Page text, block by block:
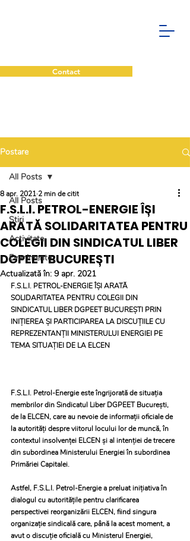
Contact
Postare
All Posts
Stiri
Activitate
Evenimente
All Posts
F.S.L.I. PETROL-ENERGIE ÎȘI
ARATĂ SOLIDARITATEA PENTRU
COLEGII DIN SINDICATUL LIBER
DGPEET BUCUREȘTI
8 apr. 2021 2 min de citit
Actualizată în: 9 apr. 2021
F.S.L.I. PETROL-ENERGIE ÎȘI ARATĂ
SOLIDARITATEA PENTRU COLEGII DIN
SINDICATUL LIBER DGPEET BUCUREȘTI PRIN
INIȚIEREA ȘI PARTICIPAREA LA DISCUȚIILE CU
REPREZENTANȚII MINISTERULUI ENERGIEI PE
TEMA SITUAȚIEI DE LA ELCEN
F.S.L.I. Petrol-Energie este îngrijorată de situația
membrilor din Sindicatul Liber DGPEET București,
de la ELCEN, care au nevoie de informații oficiale de
la autorități despre viitorul locului lor de muncă, în
contextul insolvenței ELCEN și al intenției de trecere
din subordinea Ministerului Energiei în subordinea
Astfel, F.S.L.I. Petrol-Energie a preluat inițiativa în
dialogul cu autoritățile pentru clarificarea
perspectivei reorganizării ELCEN, fiind singura
organizație sindicală care, până la acest moment, a
avut o discuție oficială cu Ministerul Energiei,